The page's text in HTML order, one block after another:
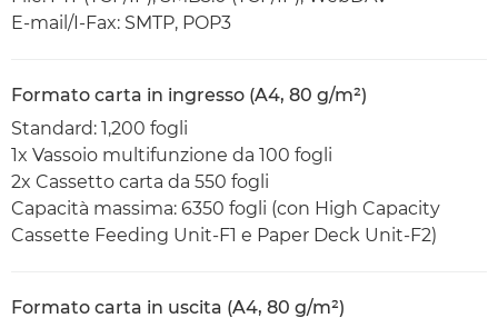
E-mail/I-Fax: SMTP, POP3
Formato carta in ingresso (A4, 80 g/m²)
Standard: 1,200 fogli
1x Vassoio multifunzione da 100 fogli
2x Cassetto carta da 550 fogli
Capacità massima: 6350 fogli (con High Capacity
Cassette Feeding Unit-F1 e Paper Deck Unit-F2)
Formato carta in uscita (A4, 80 g/m²)